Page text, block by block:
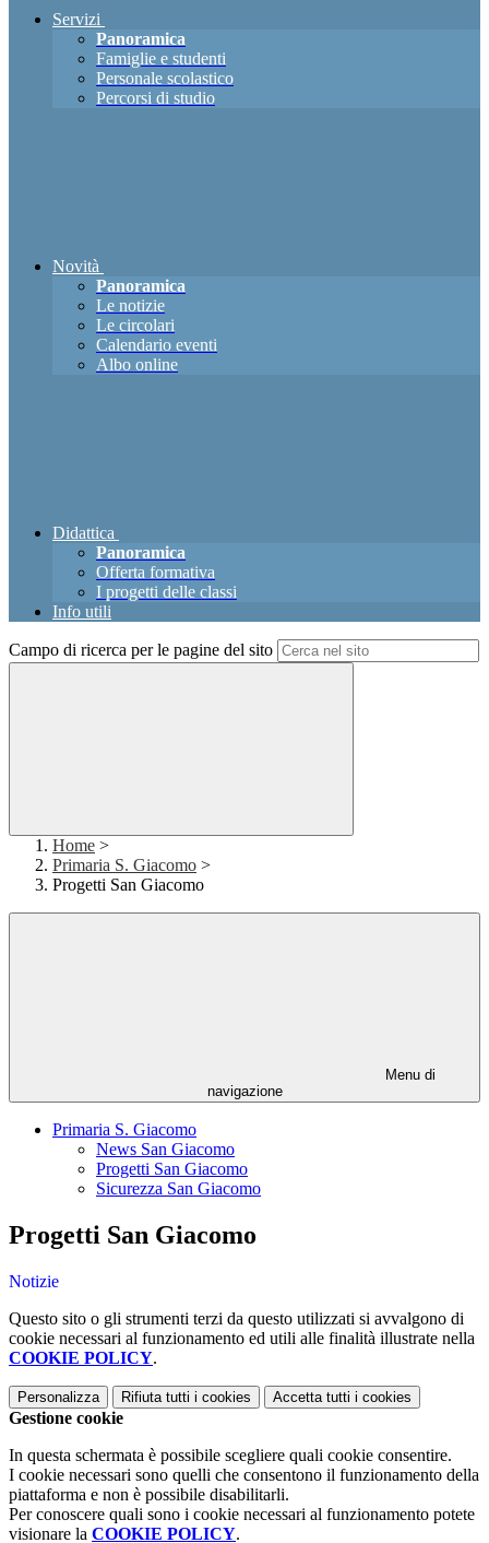
Servizi
Panoramica
Famiglie e studenti
Personale scolastico
Percorsi di studio
Novità
Panoramica
Le notizie
Le circolari
Calendario eventi
Albo online
Didattica
Panoramica
Offerta formativa
I progetti delle classi
Info utili
Campo di ricerca per le pagine del sito
Home >
Primaria S. Giacomo >
Progetti San Giacomo
Menu di
navigazione
Primaria S. Giacomo
News San Giacomo
Progetti San Giacomo
Sicurezza San Giacomo
Progetti San Giacomo
Notizie
Questo sito o gli strumenti terzi da questo utilizzati si avvalgono di
cookie necessari al funzionamento ed utili alle finalità illustrate nella
COOKIE POLICY.
Personalizza Rifiuta tutti i cookies Accetta tutti i cookies
Gestione cookie
In questa schermata è possibile scegliere quali cookie consentire.
I cookie necessari sono quelli che consentono il funzionamento della
piattaforma e non è possibile disabilitarli.
Per conoscere quali sono i cookie necessari al funzionamento potete
visionare la COOKIE POLICY.